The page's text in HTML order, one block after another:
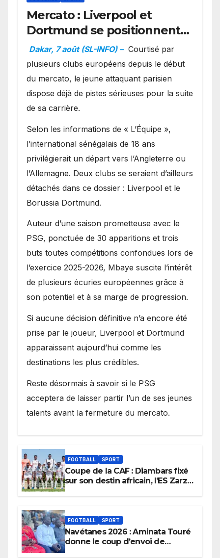
Mercato : Liverpool et
Dortmund se positionnent
en favoris pour recruter
Ibrahim Mbaye
Dakar, 7 août (SL-INFO) – Courtisé par
plusieurs clubs européens depuis le début
du mercato, le jeune attaquant parisien
dispose déjà de pistes sérieuses pour la suite
de sa carrière.
Selon les informations de « L’Équipe »,
l’international sénégalais de 18 ans
privilégierait un départ vers l’Angleterre ou
l’Allemagne. Deux clubs se seraient d’ailleurs
détachés dans ce dossier : Liverpool et le
Borussia Dortmund.
Auteur d’une saison prometteuse avec le
PSG, ponctuée de 30 apparitions et trois
buts toutes compétitions confondues lors de
l’exercice 2025-2026, Mbaye suscite l’intérêt
de plusieurs écuries européennes grâce à
son potentiel et à sa marge de progression.
Si aucune décision définitive n’a encore été
prise par le joueur, Liverpool et Dortmund
apparaissent aujourd’hui comme les
destinations les plus crédibles.
Reste désormais à savoir si le PSG
acceptera de laisser partir l’un de ses jeunes
talents avant la fermeture du mercato.
FOOTBALL SPORT
Coupe de la CAF : Diambars fixé
sur son destin africain, l’ES Zarzis
FOOTBALL SPORT
Navétanes 2026 : Aminata Touré
donne le coup d’envoi de